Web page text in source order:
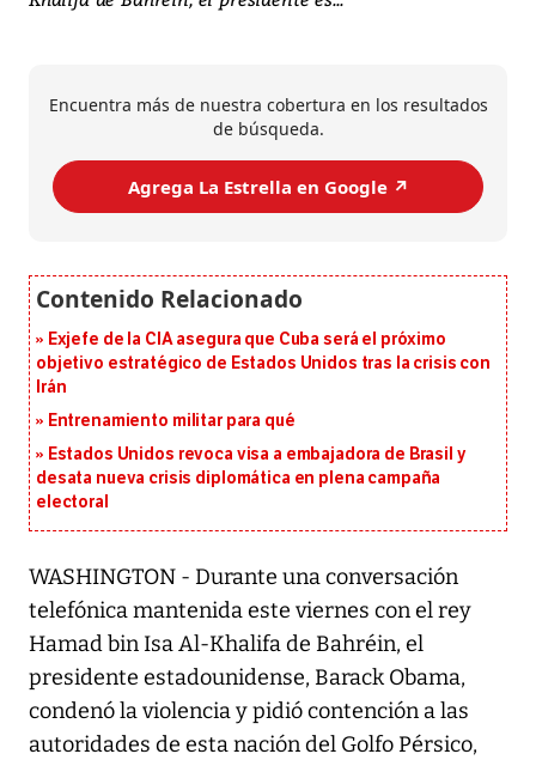
Encuentra más de nuestra cobertura en los resultados
de búsqueda.
Agrega La Estrella en Google ↗️
Exjefe de la CIA asegura que Cuba será el próximo
objetivo estratégico de Estados Unidos tras la crisis con
Irán
Entrenamiento militar para qué
Estados Unidos revoca visa a embajadora de Brasil y
desata nueva crisis diplomática en plena campaña
electoral
WASHINGTON - Durante una conversación
telefónica mantenida este viernes con el rey
Hamad bin Isa Al-Khalifa de Bahréin, el
presidente estadounidense, Barack Obama,
condenó la violencia y pidió contención a las
autoridades de esta nación del Golfo Pérsico,